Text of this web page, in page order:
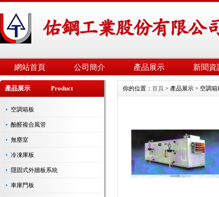
網站首頁 公司簡介 產品展示 新聞資
產品展示 Product
空調箱板
酚醛複合風管
無塵室
冷凍庫板
隱固式外牆板系統
車庫門板
你的位置： 首頁 > 產品展示 > 空調箱